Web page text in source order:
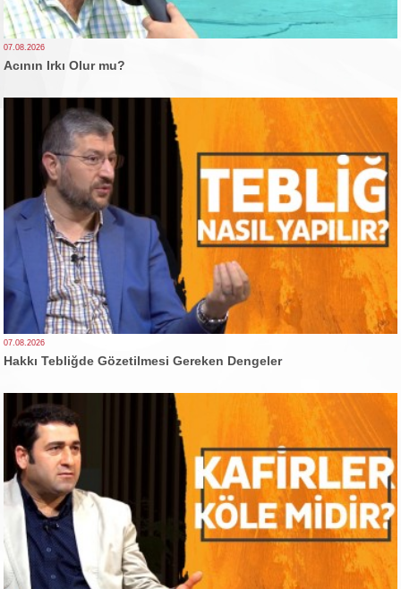
07.08.2026
Acının Irkı Olur mu?
07.08.2026
Hakkı Tebliğde Gözetilmesi Gereken Dengeler